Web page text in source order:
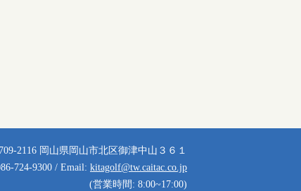
2116 岡山県岡山市北区御津中山３６１
724-9300 / Email: kitagolf@tw.caitac.co.jp
(営業時間: 8:00~17:00)